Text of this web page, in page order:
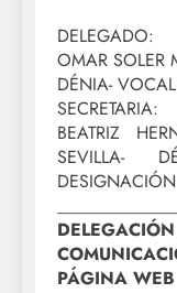
DELEGADO:
OMAR SOLER
DÉNIA-
SECRETARIA:
BEATRIZ
SEVILLA-
DESIGNACIÓN
PÁGINA WEB